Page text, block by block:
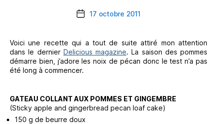
Date17 octobre 2011
Voici une recette qui a tout de suite attiré mon attention
dans le dernier Delicious magazine. La saison des pommes
démarre bien, j’adore les noix de pécan donc le test n’a pas
été long à commencer.
GATEAU COLLANT AUX POMMES ET GINGEMBRE
(Sticky apple and gingerbread pecan loaf cake)
150 g de beurre doux